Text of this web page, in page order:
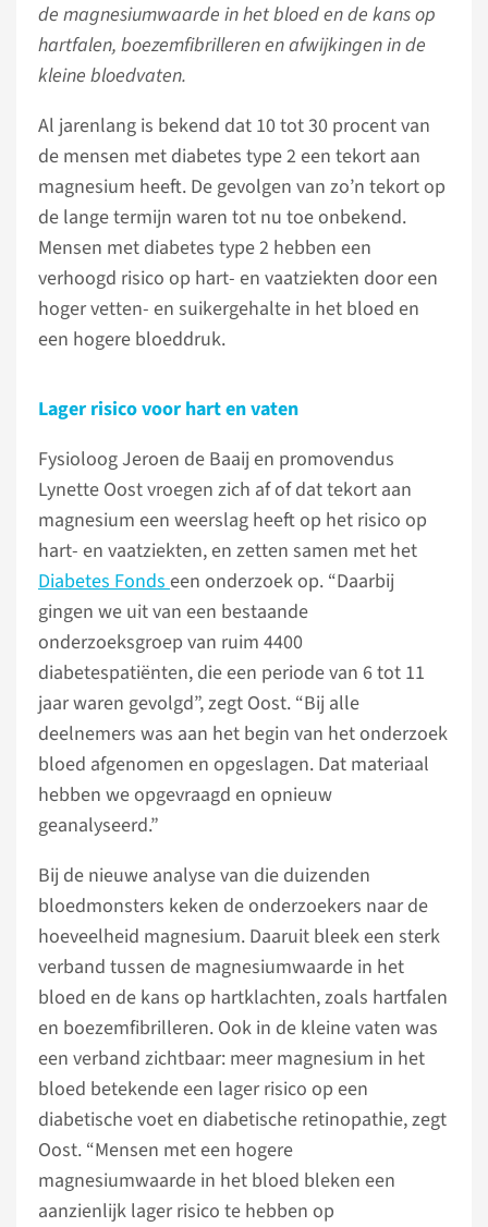
de magnesiumwaarde in het bloed en de kans op
hartfalen, boezemfibrilleren en afwijkingen in de
kleine bloedvaten.
Al jarenlang is bekend dat 10 tot 30 procent van
de mensen met diabetes type 2 een tekort aan
magnesium heeft. De gevolgen van zo’n tekort op
de lange termijn waren tot nu toe onbekend.
Mensen met diabetes type 2 hebben een
verhoogd risico op hart- en vaatziekten door een
hoger vetten- en suikergehalte in het bloed en
een hogere bloeddruk.
Lager risico voor hart en vaten
Fysioloog Jeroen de Baaij en promovendus
Lynette Oost vroegen zich af of dat tekort aan
magnesium een weerslag heeft op het risico op
hart- en vaatziekten, en zetten samen met het
Diabetes Fondseen onderzoek op. “Daarbij
gingen we uit van een bestaande
onderzoeksgroep van ruim 4400
diabetespatiënten, die een periode van 6 tot 11
jaar waren gevolgd”, zegt Oost. “Bij alle
deelnemers was aan het begin van het onderzoek
bloed afgenomen en opgeslagen. Dat materiaal
hebben we opgevraagd en opnieuw
geanalyseerd.”
Bij de nieuwe analyse van die duizenden
bloedmonsters keken de onderzoekers naar de
hoeveelheid magnesium. Daaruit bleek een sterk
verband tussen de magnesiumwaarde in het
bloed en de kans op hartklachten, zoals hartfalen
en boezemfibrilleren. Ook in de kleine vaten was
een verband zichtbaar: meer magnesium in het
bloed betekende een lager risico op een
diabetische voet en diabetische retinopathie, zegt
Oost. “Mensen met een hogere
magnesiumwaarde in het bloed bleken een
aanzienlijk lager risico te hebben op